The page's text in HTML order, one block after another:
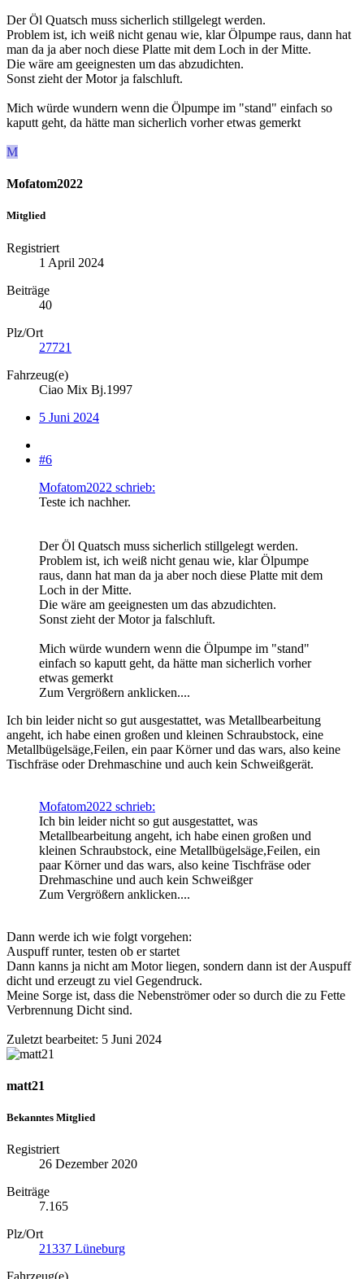
Der Öl Quatsch muss sicherlich stillgelegt werden.
Problem ist, ich weiß nicht genau wie, klar Ölpumpe raus, dann hat
man da ja aber noch diese Platte mit dem Loch in der Mitte.
Die wäre am geeignesten um das abzudichten.
Sonst zieht der Motor ja falschluft.
Mich würde wundern wenn die Ölpumpe im "stand" einfach so
kaputt geht, da hätte man sicherlich vorher etwas gemerkt
M
Mofatom2022
Mitglied
Registriert
1 April 2024
Beiträge
40
Plz/Ort
27721
Fahrzeug(e)
Ciao Mix Bj.1997
5 Juni 2024
#6
Mofatom2022 schrieb:
Teste ich nachher.
Der Öl Quatsch muss sicherlich stillgelegt werden.
Problem ist, ich weiß nicht genau wie, klar Ölpumpe
raus, dann hat man da ja aber noch diese Platte mit dem
Loch in der Mitte.
Die wäre am geeignesten um das abzudichten.
Sonst zieht der Motor ja falschluft.
Mich würde wundern wenn die Ölpumpe im "stand"
einfach so kaputt geht, da hätte man sicherlich vorher
etwas gemerkt
Zum Vergrößern anklicken....
Ich bin leider nicht so gut ausgestattet, was Metallbearbeitung
angeht, ich habe einen großen und kleinen Schraubstock, eine
Metallbügelsäge,Feilen, ein paar Körner und das wars, also keine
Tischfräse oder Drehmaschine und auch kein Schweißgerät.
Mofatom2022 schrieb:
Ich bin leider nicht so gut ausgestattet, was
Metallbearbeitung angeht, ich habe einen großen und
kleinen Schraubstock, eine Metallbügelsäge,Feilen, ein
paar Körner und das wars, also keine Tischfräse oder
Drehmaschine und auch kein Schweißger
Zum Vergrößern anklicken....
Dann werde ich wie folgt vorgehen:
Auspuff runter, testen ob er startet
Dann kanns ja nicht am Motor liegen, sondern dann ist der Auspuff
dicht und erzeugt zu viel Gegendruck.
Meine Sorge ist, dass die Nebenströmer oder so durch die zu Fette
Verbrennung Dicht sind.
Zuletzt bearbeitet: 5 Juni 2024
matt21
Bekanntes Mitglied
Registriert
26 Dezember 2020
Beiträge
7.165
Plz/Ort
21337 Lüneburg